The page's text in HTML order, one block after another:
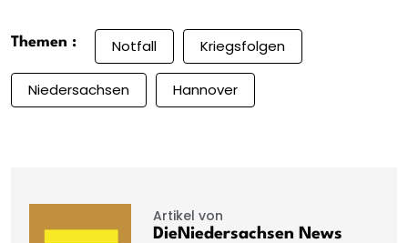
Themen : Notfall Kriegsfolgen
Niedersachsen Hannover
Artikel von
DieNiedersachsen News